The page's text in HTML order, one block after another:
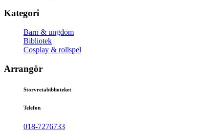
Kategori
Barn & ungdom
Bibliotek
Cosplay & rollspel
Arrangör
Storvretabiblioteket
Telefon
018-7276733